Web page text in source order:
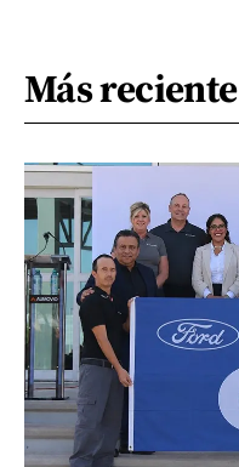
Más reciente